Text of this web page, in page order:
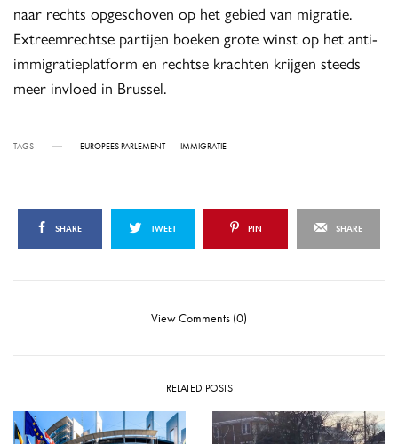
naar rechts opgeschoven op het gebied van migratie.
Extreemrechtse partijen boeken grote winst op het anti-
immigratieplatform en rechtse krachten krijgen steeds
meer invloed in Brussel.
TAGS EUROPEES PARLEMENT IMMIGRATIE
SHARE TWEET PIN SHARE
View Comments (0)
RELATED POSTS